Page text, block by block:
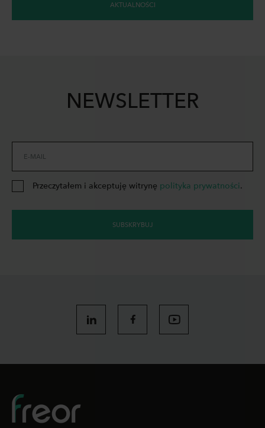
AKTUALNOŚCI
NEWSLETTER
E-MAIL
Przeczytałem i akceptuję witrynę polityka prywatności.
SUBSKRYBUJ